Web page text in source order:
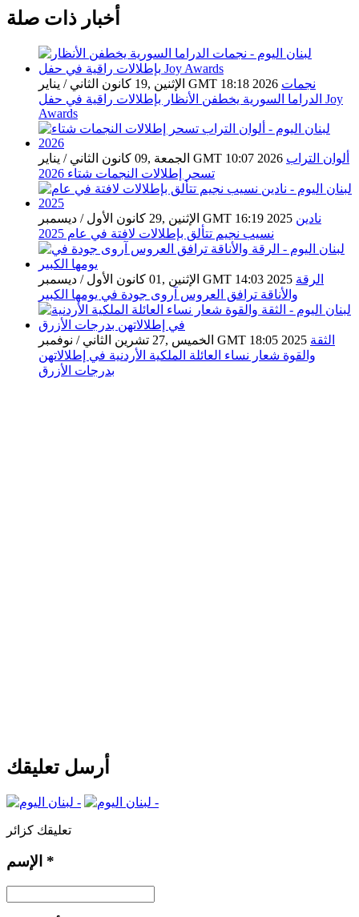
أخبار ذات صلة
الإثنين ,19 كانون الثاني / يناير GMT 18:18 2026 نجمات
الدراما السورية يخطفن الأنظار بإطلالات راقية في حفل Joy
Awards
الجمعة ,09 كانون الثاني / يناير GMT 10:07 2026 ألوان التراب
تسحر إطلالات النجمات شتاء 2026
الإثنين ,29 كانون الأول / ديسمبر GMT 16:19 2025 نادين
نسيب نجيم تتألق بإطلالات لافتة في عام 2025
الإثنين ,01 كانون الأول / ديسمبر GMT 14:03 2025 الرقة
والأناقة ترافق العروس آروى جودة في يومها الكبير
الخميس ,27 تشرين الثاني / نوفمبر GMT 18:05 2025 الثقة
والقوة شعار نساء العائلة الملكية الأردنية في إطلالاتهن
بدرجات الأزرق
أرسل تعليقك
تعليقك كزائر
*